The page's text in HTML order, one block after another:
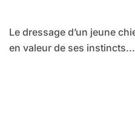
Le dressage d’un jeune chien d’arrêt repose sur la mise
en valeur de ses instincts...